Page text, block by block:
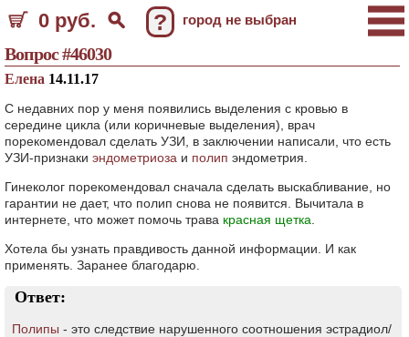
0 руб. ? город не выбран
Вопрос #46030
Елена 14.11.17
С недавних пор у меня появились выделения с кровью в
середине цикла (или коричневые выделения), врач
порекомендовал сделать УЗИ, в заключении написали, что есть
УЗИ-признаки эндометриоза и полип эндометрия.
Гинеколог порекомендовал сначала сделать выскабливание, но
гарантии не дает, что полип снова не появится. Вычитала в
интернете, что может помочь трава красная щетка
Хотела бы узнать правдивость данной информации. И как
применять. Заранее благодарю.
Ответ:
Полипы - это следствие нарушенного соотношения эстрадиол/